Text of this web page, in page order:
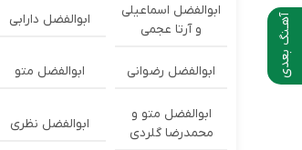
آهـنگ بعدی
ابوالفضل اسماعیلی
و آرتا عجمی
ابوالفضل دارابی
ابوالفضل رضوانی ابوالفضل متو
ابوالفضل متو و
محمدرضا گلردی
ابوالفضل نظری